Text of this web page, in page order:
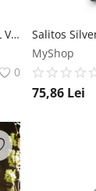
Volcan Blanco Tequila 0.7L Volcan De Mi Tierra
0
MyShop
75,86 Lei